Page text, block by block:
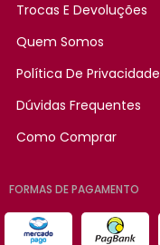
Trocas E Devoluções
Quem Somos
Política De Privacidade
Dúvidas Frequentes
Como Comprar
FORMAS DE PAGAMENTO